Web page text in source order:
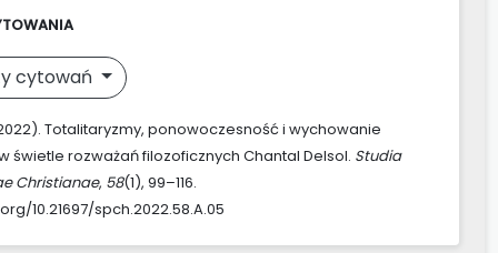
cytowań
Totalitaryzmy, ponowoczesność i wychowanie
świetle rozważań filozoficznych Chantal Delsol. Studia
Christianae, 58(1), 99–116.
10.21697/spch.2022.58.A.05